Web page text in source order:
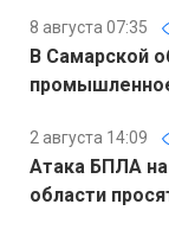
8 августа 07:35
В Самарской
2 августа 14:09
Атака БПЛА
области